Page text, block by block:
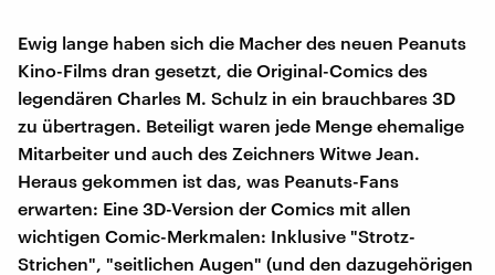
Ewig lange haben sich die Macher des neuen Peanuts
Kino-Films dran gesetzt, die Original-Comics des
legendären Charles M. Schulz in ein brauchbares 3D
zu übertragen. Beteiligt waren jede Menge ehemalige
Mitarbeiter und auch des Zeichners Witwe Jean.
Heraus gekommen ist das, was Peanuts-Fans
erwarten: Eine 3D-Version der Comics mit allen
wichtigen Comic-Merkmalen: Inklusive "Strotz-
Strichen", "seitlichen Augen" (und den dazugehörigen